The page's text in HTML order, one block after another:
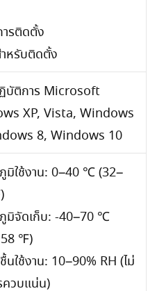
รติดตั้ง
หรับติดตั้ง
บัติการ Microsoft
XP, Vista, Windows
8, Windows 10
มิใช้งาน: 0–40 ℃ (32–
มิจัดเก็บ: -40–70 ℃
℉)
นใช้งาน: 10–90% RH (ไม่
ควบแน่น)